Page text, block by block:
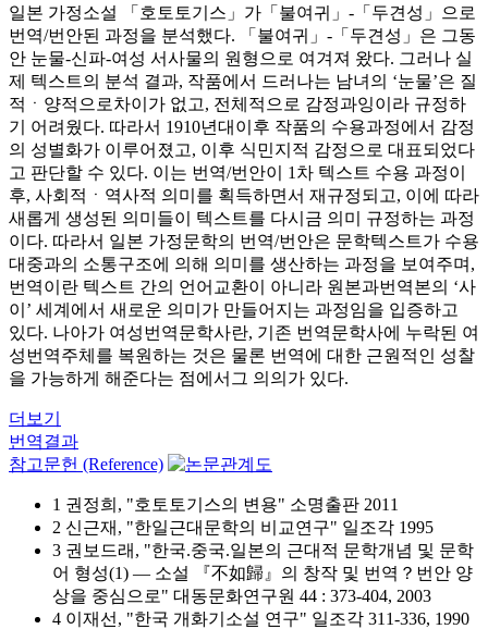
일본 가정소설 「호토토기스」가「불여귀」-「두견성」으로
번역/번안된 과정을 분석했다. 「불여귀」-「두견성」은 그동
안 눈물-신파-여성 서사물의 원형으로 여겨져 왔다. 그러나 실
제 텍스트의 분석 결과, 작품에서 드러나는 남녀의 ‘눈물’은 질
적ㆍ양적으로차이가 없고, 전체적으로 감정과잉이라 규정하
기 어려웠다. 따라서 1910년대이후 작품의 수용과정에서 감정
의 성별화가 이루어졌고, 이후 식민지적 감정으로 대표되었다
고 판단할 수 있다. 이는 번역/번안이 1차 텍스트 수용 과정이
후, 사회적ㆍ역사적 의미를 획득하면서 재규정되고, 이에 따라
새롭게 생성된 의미들이 텍스트를 다시금 의미 규정하는 과정
이다. 따라서 일본 가정문학의 번역/번안은 문학텍스트가 수용
대중과의 소통구조에 의해 의미를 생산하는 과정을 보여주며,
번역이란 텍스트 간의 언어교환이 아니라 원본과번역본의 ‘사
이’ 세계에서 새로운 의미가 만들어지는 과정임을 입증하고
있다. 나아가 여성번역문학사란, 기존 번역문학사에 누락된 여
성번역주체를 복원하는 것은 물론 번역에 대한 근원적인 성찰
을 가능하게 해준다는 점에서그 의의가 있다.
더보기
번역결과
참고문헌 (Reference)
1 권정희, "호토토기스의 변용" 소명출판 2011
2 신근재, "한일근대문학의 비교연구" 일조각 1995
3 권보드래, "한국.중국.일본의 근대적 문학개념 및 문학
어 형성(1) ― 소설 『不如歸』의 창작 및 번역？번안 양
상을 중심으로" 대동문화연구원 44 : 373-404, 2003
4 이재선, "한국 개화기소설 연구" 일조각 311-336, 1990